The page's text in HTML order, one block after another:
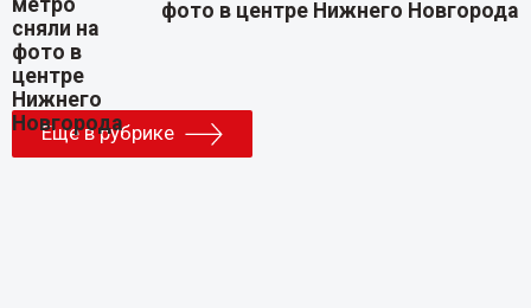
фото в центре Нижнего Новгорода
Еще в рубрике